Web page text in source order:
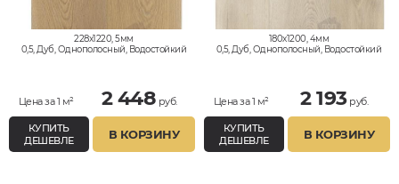
228x1220, 5мм
0,5, Дуб, Однополосный, Водостойкий
Цена за 1 м² 2 448 руб.
КУПИТЬ
ДЕШЕВЛЕ
В КОРЗИНУ
180x1200, 4мм
0,5, Дуб, Однополосный, Водостойкий
Цена за 1 м² 2 193руб.
КУПИТЬ
ДЕШЕВЛЕ
В КОРЗИНУ